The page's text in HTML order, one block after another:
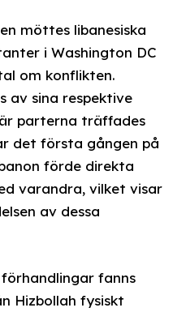
möttes libanesiska
i Washington DC
om konflikten.
av sina respektive
parterna träffades
det första gången på
förde direkta
varandra, vilket visar
av dessa
fanns
Hizbollah fysiskt